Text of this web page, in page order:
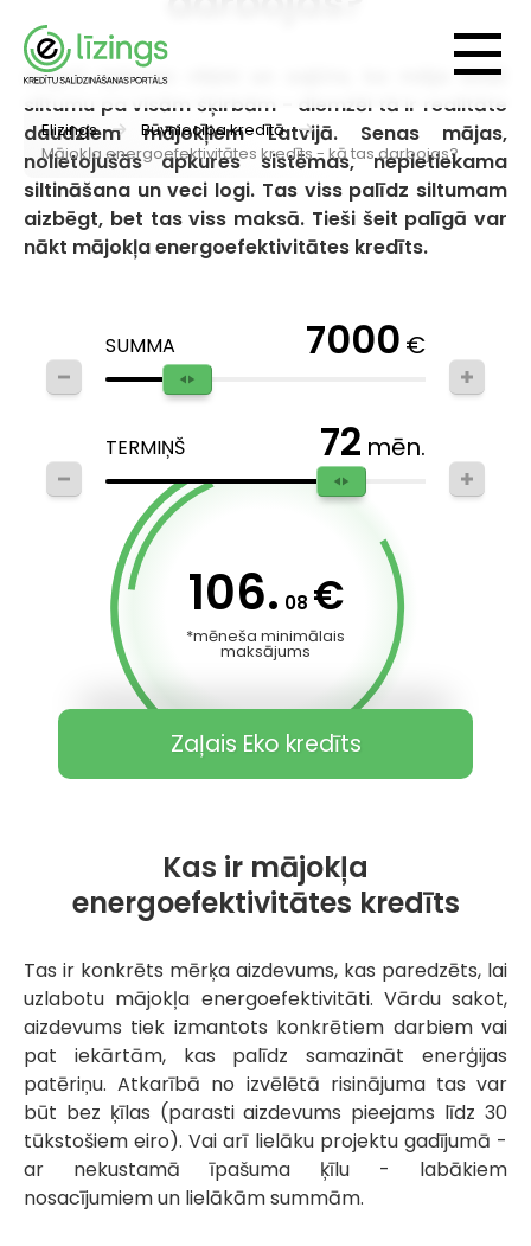
Elizings
Būvniecība kredītā
Mājokļa energoefektivitātes kredīts - kā tas darbojas?
Augsti apkures rēķini un sajūta, ka māja izlaiž
siltumu pa visām šķirbām - diemžēl tā ir realitāte
daudziem mājokļiem Latvijā. Senas mājas,
nolietojušās apkures sistēmas, nepietiekama
siltināšana un veci logi. Tas viss palīdz siltumam
aizbēgt, bet tas viss maksā. Tieši šeit palīgā var
nākt mājokļa energoefektivitātes kredīts.
SUMMA 7000 €
TERMIŅŠ 72 mēn.
106. 08 €
*mēneša minimālais
maksājums
Zaļais Eko kredīts
Kas ir mājokļa
energoefektivitātes kredīts
Tas ir konkrēts mērķa aizdevums, kas paredzēts, lai
uzlabotu mājokļa energoefektivitāti. Vārdu sakot,
aizdevums tiek izmantots konkrētiem darbiem vai
pat iekārtām, kas palīdz samazināt enerģijas
patēriņu. Atkarībā no izvēlētā risinājuma tas var
būt bez ķīlas (parasti aizdevums pieejams līdz 30
tūkstošiem eiro). Vai arī lielāku projektu gadījumā -
ar nekustamā īpašuma ķīlu - labākiem
nosacījumiem un lielākām summām.